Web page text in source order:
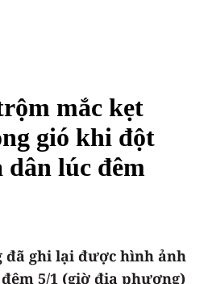
mắc kẹt
gió khi đột
dân lúc đêm
đã ghi lại được hình ảnh
5/1 (giờ địa phương)